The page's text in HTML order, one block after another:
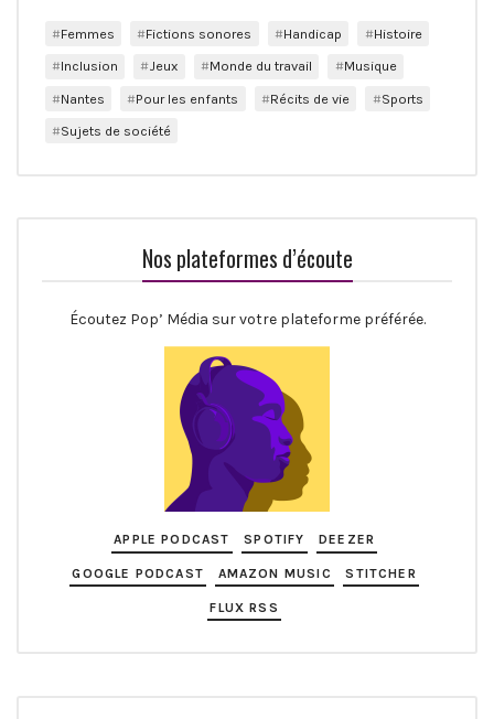
Femmes Fictions sonores Handicap
Histoire
Inclusion
Jeux Monde du travail
Musique
Nantes
Pour les enfants Récits de vie
Sports
Sujets de société
Nos plateformes d’écoute
Écoutez Pop’ Média sur votre plateforme préférée.
APPLE PODCAST SPOTIFY DEEZER
GOOGLE PODCAST AMAZON MUSIC STITCHER
FLUX RSS